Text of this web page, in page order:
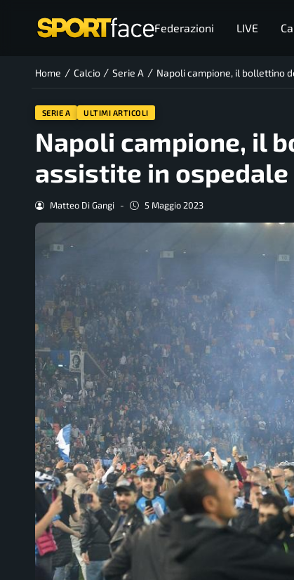
Federazioni LIVE
Home / Calcio / Serie A / Napoli campione, il bollettino
SERIE A ULTIMI ARTICOLI
Napoli campione, il
assistite in
Matteo Di Gangi - 5 Maggio 2023